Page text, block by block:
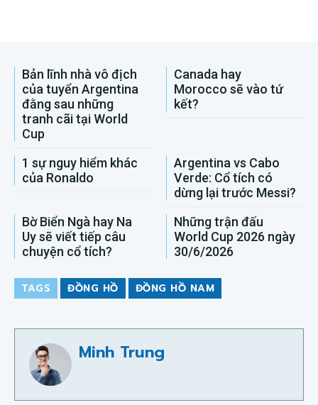
Bản lĩnh nhà vô địch
của tuyển Argentina
đằng sau những
tranh cãi tại World
Cup
Canada hay
Morocco sẽ vào tứ
kết?
1 sự nguy hiểm khác
của Ronaldo
Argentina vs Cabo
Verde: Cổ tích có
dừng lại trước Messi?
Bờ Biển Ngà hay Na
Uy sẽ viết tiếp câu
chuyện cổ tích?
Những trận đấu
World Cup 2026 ngày
30/6/2026
TAGS ĐỒNG HỒ ĐỒNG HỒ NAM
Minh Trung